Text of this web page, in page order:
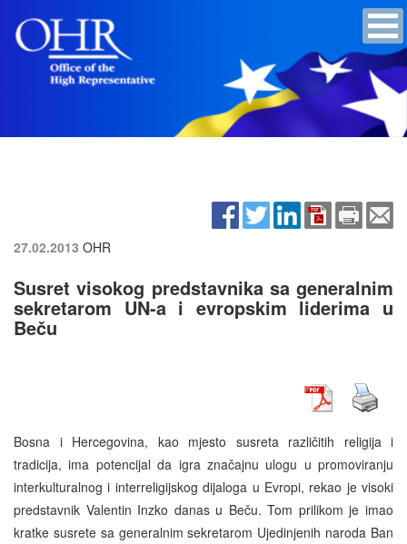
27.02.2013 OHR
Susret visokog predstavnika sa generalnim
sekretarom UN-a i evropskim liderima u
Beču
Bosna i Hercegovina, kao mjesto susreta različitih religija i
tradicija, ima potencijal da igra značajnu ulogu u promoviranju
interkulturalnog i interreligijskog dijaloga u Evropi, rekao je visoki
predstavnik Valentin Inzko danas u Beču. Tom prilikom je imao
kratke susrete sa generalnim sekretarom Ujedinjenih naroda Ban